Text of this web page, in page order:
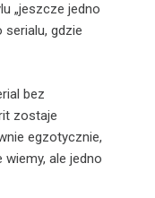
„jeszcze jedno
serialu, gdzie
bez
zostaje
egzotycznie,
ale jedno